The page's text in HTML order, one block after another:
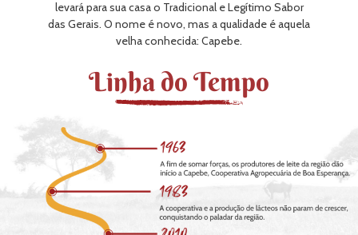
levará para sua casa o Tradicional e Legítimo Sabor
das Gerais. O nome é novo, mas a qualidade é aquela
velha conhecida: Capebe.
Linha do Tempo